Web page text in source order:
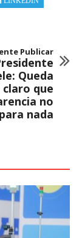
Publicar
Queda
claro que
no
nada